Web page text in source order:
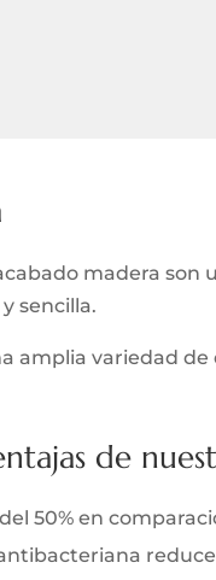
madera son
sencilla.
amplia variedad
de
50% en